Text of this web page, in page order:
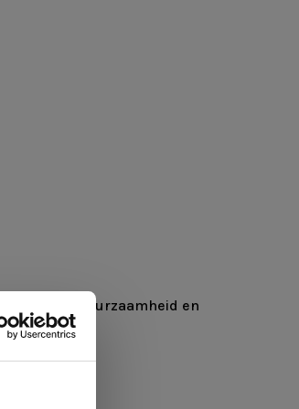
oog voor duurzaamheid en